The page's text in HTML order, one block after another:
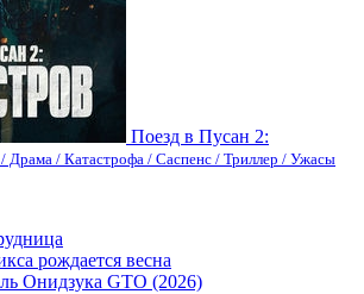
Поезд в Пусан 2:
Драма / Катастрофа / Саспенс / Триллер / Ужасы
рождается весна
Онидзука GTO (2026)